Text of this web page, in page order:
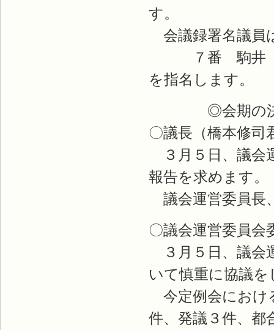
す。
会議録署名議員
７番 駒井
を指名します。
◎会期の
〇議長（橋本修
３月５日、議会
報告を求めます。
議会運営委員長
〇議会運営委員
３月５日、議会
いて慎重に協議
今定例会におけ
件、発議３件、都